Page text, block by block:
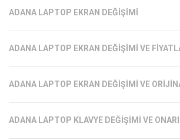
ADANA LAPTOP EKRAN DEĞIŞIMI
ADANA LAPTOP EKRAN DEĞIŞIMI VE
ADANA LAPTOP EKRAN DEĞIŞIMI VE
ADANA LAPTOP KLAVYE DEĞIŞIMI VE